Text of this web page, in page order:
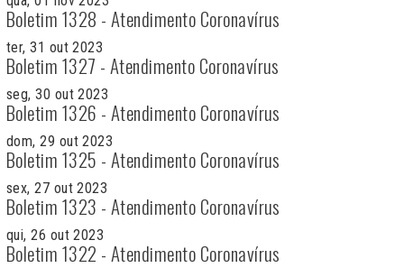
Boletim 1328 - Atendimento Coronavírus
ter, 31 out 2023
Boletim 1327 - Atendimento Coronavírus
seg, 30 out 2023
Boletim 1326 - Atendimento Coronavírus
dom, 29 out 2023
Boletim 1325 - Atendimento Coronavírus
sex, 27 out 2023
Boletim 1323 - Atendimento Coronavírus
qui, 26 out 2023
Boletim 1322 - Atendimento Coronavírus